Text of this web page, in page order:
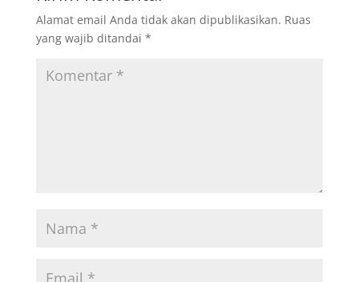
Alamat email Anda tidak akan dipublikasikan. Ruas
yang wajib ditandai *